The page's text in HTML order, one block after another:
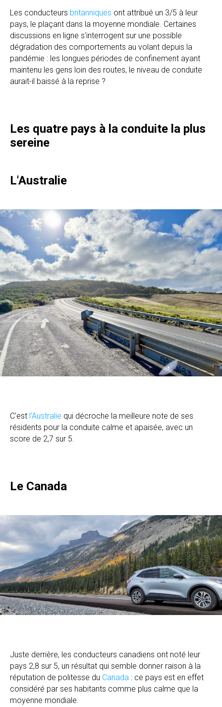
Les conducteurs britanniques ont attribué un 3/5 à leur
pays, le plaçant dans la moyenne mondiale. Certaines
discussions en ligne s'interrogent sur une possible
dégradation des comportements au volant depuis la
pandémie : les longues périodes de confinement ayant
maintenu les gens loin des routes, le niveau de conduite
aurait-il baissé à la reprise ?
Les quatre pays à la conduite la plus
sereine
L'Australie
C'est l'Australie qui décroche la meilleure note de ses
résidents pour la conduite calme et apaisée, avec un
score de 2,7 sur 5.
Le Canada
Juste derrière, les conducteurs canadiens ont noté leur
pays 2,8 sur 5, un résultat qui semble donner raison à la
réputation de politesse du Canada : ce pays est en effet
considéré par ses habitants comme plus calme que la
moyenne mondiale.